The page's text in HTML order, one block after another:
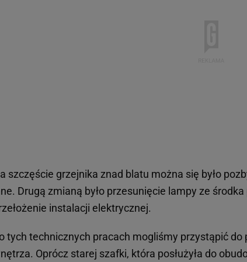
szczęście grzejnika znad blatu można się było
Drugą zmianą było przesunięcie lampy ze
instalacji elektrycznej.
tych technicznych pracach mogliśmy przystąpić
Oprócz starej szafki, która posłużyła do